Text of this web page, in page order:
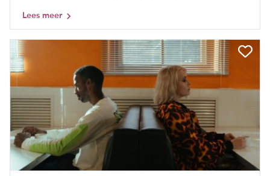
Lees meer